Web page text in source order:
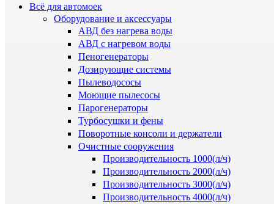
Всё для автомоек
Оборудование и аксессуары
АВД без нагрева воды
АВД с нагревом воды
Пеногенераторы
Дозирующие системы
Пылеводососы
Моющие пылесосы
Парогенераторы
Турбосушки и фены
Поворотные консоли и держатели
Очистные сооружения
Производительность 1000(л/ч)
Производительность 2000(л/ч)
Производительность 3000(л/ч)
Производительность 4000(л/ч)